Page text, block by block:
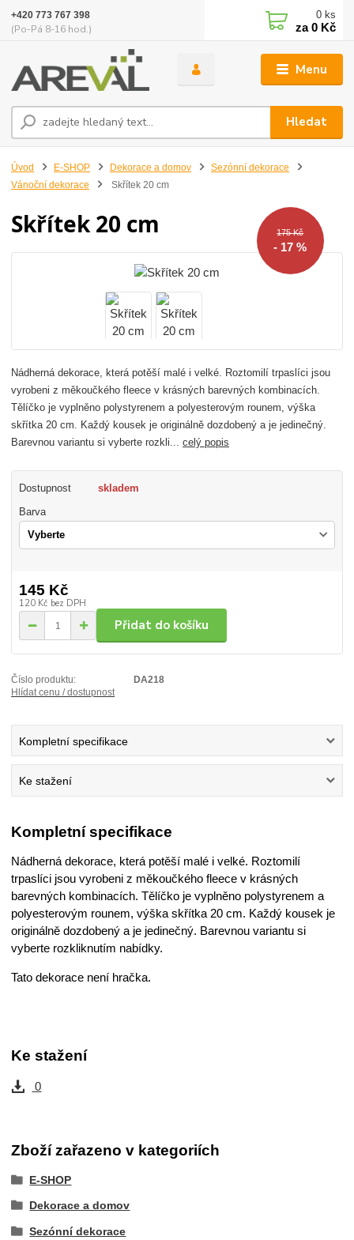
Menu
Hledat
+420 773 767 398
(Po-Pá 8-16 hod.)
0 ks
za0 Kč
Úvod E-SHOP Dekorace a domov
Sezónní dekorace
Vánoční dekorace
Skřítek 20 cm
Skřítek 20 cm 175 Kč
- 17 %
Nádherná dekorace, která potěší malé i velké. Roztomilí trpaslíci jsou
vyrobeni z měkoučkého fleece v krásných barevných kombinacích.
Tělíčko je vyplněno polystyrenem a polyesterovým rounem, výška
skřítka 20 cm. Každý kousek je originálně dozdobený a je jedinečný.
Barevnou variantu si vyberte rozkli...celý popis
Dostupnost skladem
Barva
145 Kč
120 Kč bez DPH
Přidat do košíku
Číslo produktu:
DA218
Hlídat cenu / dostupnost
Kompletní specifikace
Ke stažení
Kompletní specifikace
Nádherná dekorace, která potěší malé i velké. Roztomilí
trpaslíci jsou vyrobeni z měkoučkého fleece v krásných
barevných kombinacích. Tělíčko je vyplněno polystyrenem a
polyesterovým rounem, výška skřítka 20 cm. Každý kousek je
originálně dozdobený a je jedinečný. Barevnou variantu si
vyberte rozkliknutím nabídky.
Tato dekorace není hračka.
Ke stažení
0
Zboží zařazeno v kategoriích
E-SHOP
Dekorace a domov
Sezónní dekorace